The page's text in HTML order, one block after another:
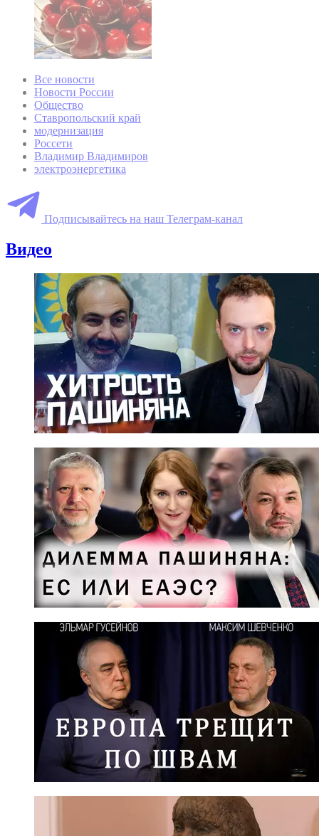
Все новости
Новости России
Общество
Ставропольский край
модернизация
Россети
Владимир Владимиров
электроэнергетика
Подписывайтесь на наш Телеграм-канал
Видео